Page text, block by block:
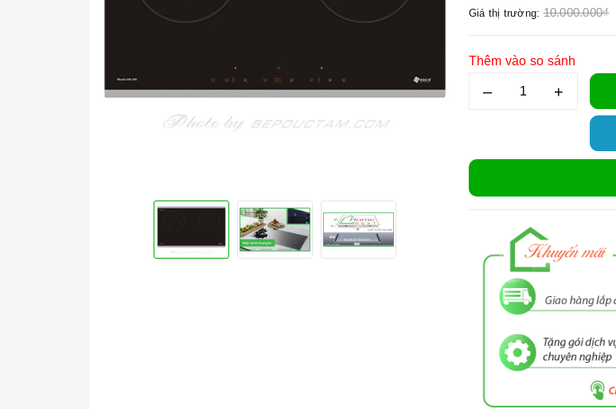
Giá thị trường: 10.000.000₫
Thêm vào so sánh
– +